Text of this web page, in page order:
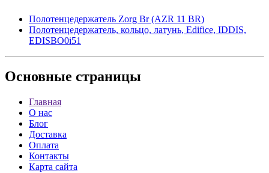
Полотенцедержатель Zorg Br (AZR 11 BR)
Полотенцедержатель, кольцо, латунь, Edifice, IDDIS,
EDISBO0i51
Основные страницы
Главная
О нас
Блог
Доставка
Оплата
Контакты
Карта сайта